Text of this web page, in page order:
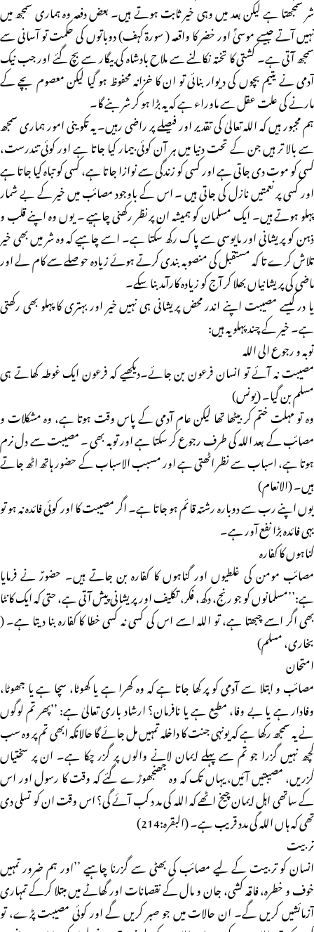
شر سمجھتا ہے لیکن بعد میں وہی خیر ثابت ہوتے ہیں۔ بعض دفعہ وہ ہماری سمجھ میں
نہیں آتے جیسے موسیٰؑ اور خضر کا واقعہ ( سورۃ کہف) دوباتوں کی حکمت تو آسانی سے
سمجھ آتی ہے۔ کشتی کا تختہ نکالنے سے ملاح بادشاہ کی بیگار سے بچ گئے اور جب نیک
آدمی نے یتیم بچوں کی دیوار بنائی تو ان کا خزانہ محفوظ ہو گیا لیکن معصوم بچے کے
مارنے کی علت عقل سے ماوراء ہے کہ یہ بڑا ہو کر شر بنے گا۔
ہم مجبور ہیں کہ اللہ تعالیٰ کی تقدیر اور فیصلے پر راضی رہیں۔ یہ تکوینی امور ہماری سمجھ
سے بالا تر ہیں جن کے تحت دنیا میں ہر آن کوئی بیمار کیا جاتا ہے اور کوئی تندرست،
کسی کو موت دی جاتی ہے اور کسی کو زندگی سے نوازا جاتا ہے، کسی کو تباہ کیا جاتا ہے
اور کسی پر نعمتیں نازل کی جاتی ہیں ۔ اس کے باوجود مصائب میں خیر کے بے شمار
پہلو ہوتے ہیں۔ ایک مسلمان کو ہمیشہ ان پر نظر رکھنی چاہیے ۔ یوں وہ اپنے قلب و
ذہن کو پریشانی اور مایوسی سے پاک رکھ سکتا ہے۔ اسے چاہیے کہ وہ شر میں بھی خیر
تلاش کرے تا کہ مستقبل کی منصوبہ بندی کرتے ہوئے زیادہ حو صلے سے کام لے اور
ماضی کی پریشانیاں بھلا کر آج کو زیادہ کارآمد بنا سکے۔
یا در کیسے مصیبت اپنے اندر محض پریشانی ہی نہیں خیر اور بہتری کا پہلو بھی رکھتی
ہے۔ خیر کے چند پہلو یہ ہیں:
توبه و رجوع الى الله
مصیبت نہ آئے تو انسان فرعون بن جائے۔دیکھیے کہ فرعون ایک غوطہ کھاتے ہی
مسلم بن گیا۔ (یونس)
وہ تو مہلت ختم کر بیٹھا تھا لیکن عام آدمی کے پاس وقت ہوتا ہے، وہ مشکلات و
مصائب کے بعد اللہ کی طرف رجوع کر سکتا ہے اور توبہ بھی ۔ مصیبت سے دل نرم
ہوتا ہے، اسباب سے نظر اٹھتی ہے اور مسبب الاسباب کے حضور ہاتھ اٹھ جاتے
ہیں۔ (الانعام)
یوں اپنے رب سے دوبارہ رشتہ قائم ہو جاتا ہے۔ اگر مصیبت کا اور کوئی فائدہ نہ ہو تو
یہی فائدہ بڑا نفع آور ہے۔
گناہوں کا کفارہ
مصائب مومن کی غلطیوں اور گناہوں کا کفارہ بن جاتے ہیں۔ حضورؐ نے فرمایا
ہے:’’مسلمانوں کو جو رنج، دکھ، فکر، تکلیف اور پریشانی پیش آتی ہے، حتی کہ ایک کانٹا
بھی اگر اسے چبھتا ہے، تو اللہ اسے اس کی کسی نہ کسی خطا کا کفارہ بنا دیتا ہے۔ (
بخاری، مسلم)
امتحان
مصائب و ابتلا سے آدمی کو پر کھا جاتا ہے کہ وہ کھرا ہے یا کھوٹا، سچا ہے یا جھوٹا،
وفادار ہے یا بے وفا، مطیع ہے یا نافرمان؟ ارشاد باری تعالیٰ ہے: ’’پھر تم لوگوں
نے یہ سمجھ رکھا ہے کہ یونہی جنت کا داخلہ تمہیں مل جائے گا حالانکہ ابھی تم پر وہ سب
کچھ نہیں گزرا جو تم سے پہلے ایمان لانے والوں پر گزر چکا ہے۔ ان پر سختیاں
گزریں، مصیبتیں آئیں، یہاں تک کہ وہ جھنجھوڑے گئے کہ وقت کا رسول اور اس
کے ساتھی اہلِ ایمان چیخ اٹھے کہ اللہ کی مد د کب آئے گی؟ اس وقت ان کو تسلی دی
تھی کہ ہاں اللہ کی مدد قریب ہے۔ (البقرہ:214)
تربيت
انسان کو تربیت کے لیے مصائب کی بھٹی سے گزرنا چاہیے ’’اور ہم ضرور تمہیں
خوف و خطرہ، فاقہ کشی، جان و مال کے نقصانات اور گھاٹے میں مبتلا کرکے تمہاری
آزمائشیں کریں گے۔ ان حالات میں جو صبر کریں گے اور کوئی مصیبت پڑے، تو